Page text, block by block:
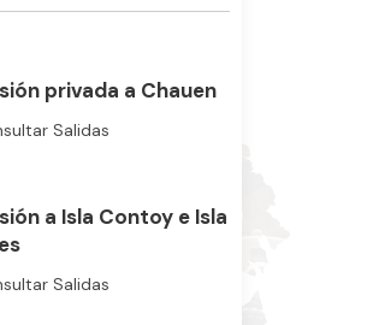
privada a Chauen
Salidas
a Isla Contoy e Isla
Salidas